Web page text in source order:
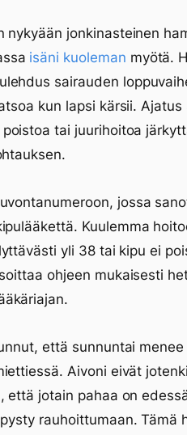
nykyään jonkinasteinen
isäni kuoleman myötä.
sairauden
kun lapsi kärsii.
poistoa tai juurihoitoa
jossa
Kuulemma
yli 38 tai kipu ei
ohjeen mukaisesti
että sunnuntai
Aivoni eivät
että jotain pahaa on
rauhoittumaan. Tämä